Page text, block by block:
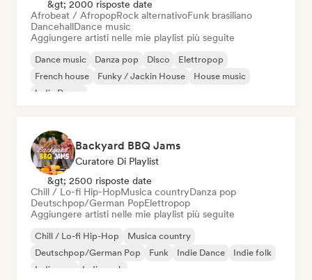
&gt; 2000 risposte date
Afrobeat / AfropopRock alternativoFunk brasiliano
DancehallDance music
Aggiungere artisti nelle mie playlist più seguite
Dance music Danza pop Disco
Elettropop
French house
Funky / Jackin House
House music
Indie Dance
Backyard BBQ Jams
Curatore Di Playlist
&gt; 2500 risposte date
Chill / Lo-fi Hip-HopMusica countryDanza pop
Deutschpop/German PopElettropop
Aggiungere artisti nelle mie playlist più seguite
Chill / Lo-fi Hip-Hop
Musica country
Deutschpop/German Pop
Funk Indie Dance
Indie folk
Indie pop
Indie rock